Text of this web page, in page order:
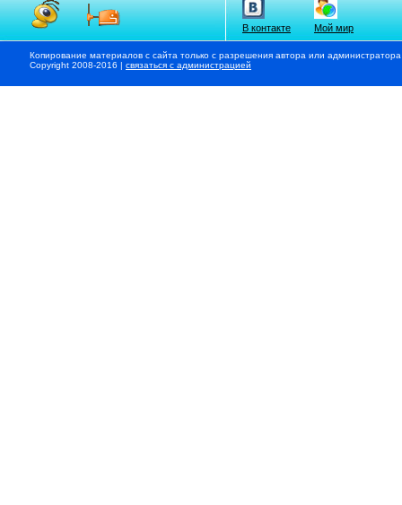
В контакте Мой мир
Копирование материалов с сайта только с разрешения автора или
Copyright 2008-2016 | связаться с администрацией